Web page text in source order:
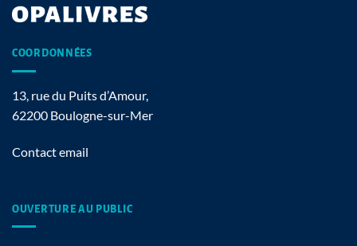
COORDONNÉES
13, rue du Puits d’Amour,
62200 Boulogne-sur-Mer
Contact email
OUVERTURE AU PUBLIC